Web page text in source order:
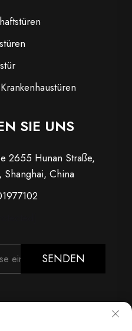
SIE UNS
2655 Hunan Straße,
China
SENDEN